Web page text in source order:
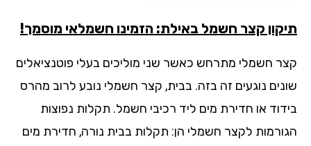
קצר חשמל באילת: הזמינו חשמלאי מוסמך!
חשמלי מתרחש כאשר שני מוליכים בעלי פוטנציאלים
נוגעים זה בזה. בבית, קצר חשמלי נובע לרוב מהרס
או חדירת מים ליד רכיבי חשמל. תקלות נפוצות
לקצר חשמלי הן: תקלות בבית נורה, חדירת מים